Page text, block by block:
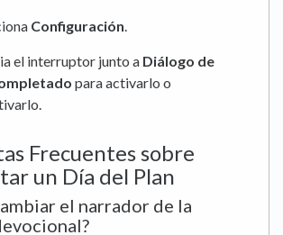
Configuración
el interruptor junto a Diálogo de
para activarlo o
Frecuentes sobre
un Día del Plan
el narrador de la